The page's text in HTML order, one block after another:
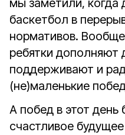
мы заметили, когда
баскетбол в
нормативов.
ребятки дополняют
поддерживают и
(не)маленькие
А побед в этот
счастливое